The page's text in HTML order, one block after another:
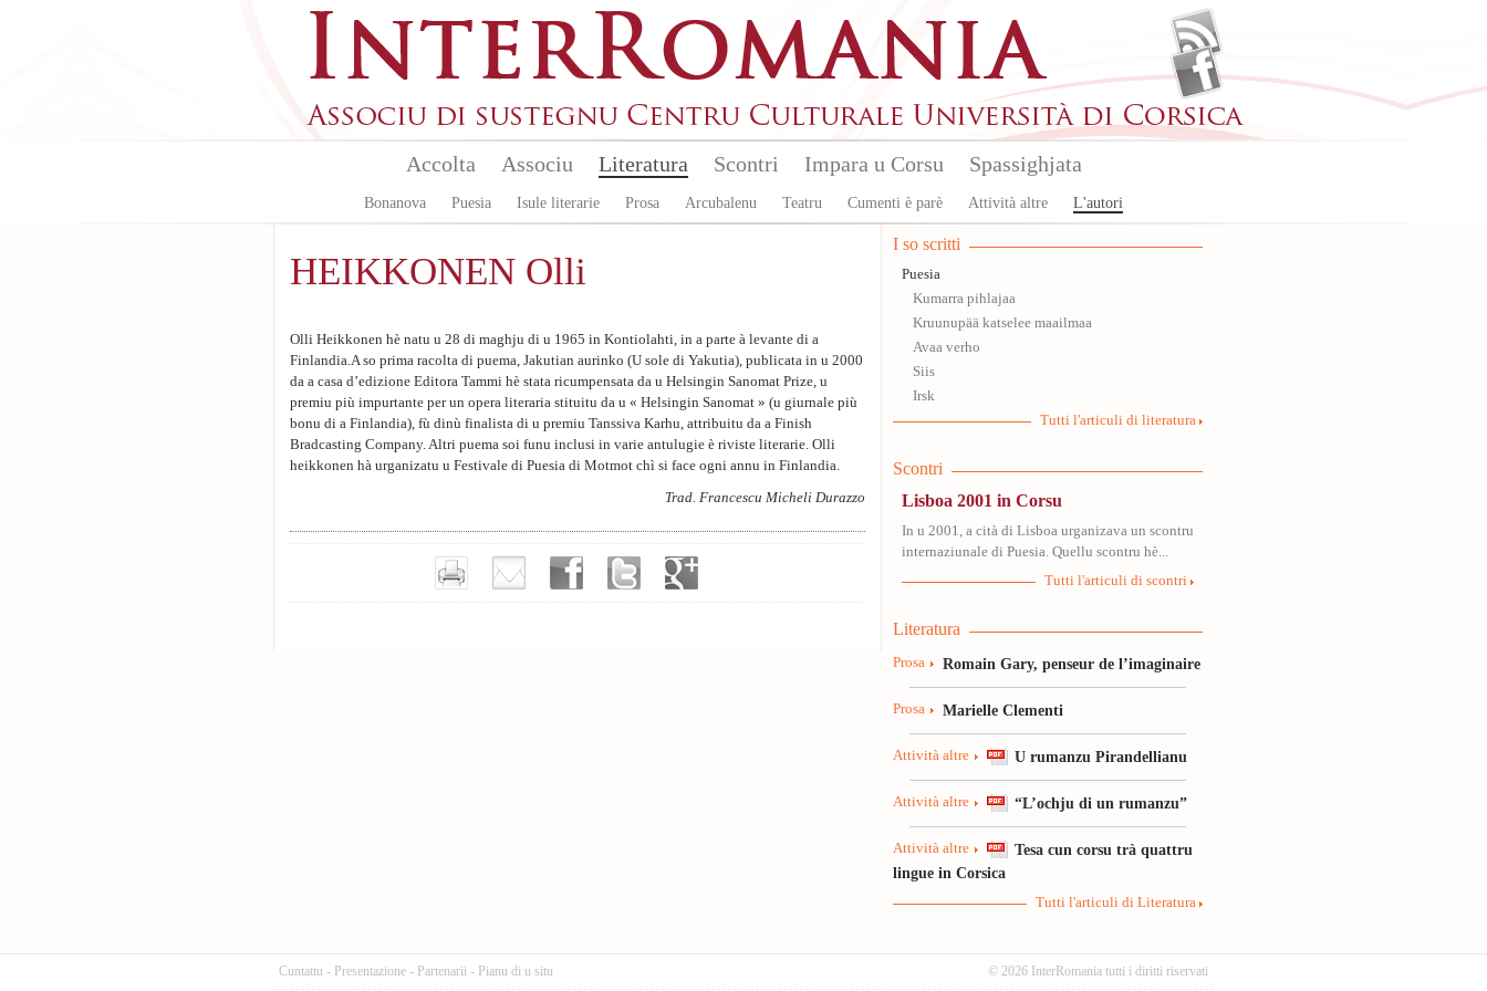
Accolta Associu Literatura
Bonanova Puesia Isule literarie Prosa Arcubalenu Teatru Cumenti è parè Attività altre L'autori
Scontri Impara u Corsu Spassighjata
HEIKKONEN Olli
Olli Heikkonen hè natu u 28 di maghju di u 1965 in Kontiolahti, in a parte à levante di a
Finlandia.A so prima racolta di puema, Jakutian aurinko (U sole di Yakutia), publicata in u 2000
da a casa d’edizione Editora Tammi hè stata ricumpensata da u Helsingin Sanomat Prize, u
premiu più impurtante per un opera literaria stituitu da u « Helsingin Sanomat » (u giurnale più
bonu di a Finlandia), fù dinù finalista di u premiu Tanssiva Karhu, attribuitu da a Finish
Bradcasting Company. Altri puema soi funu inclusi in varie antulugie è riviste literarie. Olli
heikkonen hà urganizatu u Festivale di Puesia di Motmot chì si face ogni annu in Finlandia.
Trad. Francescu Micheli Durazzo
I so scritti
Puesia
Kumarra pihlajaa
Kruunupää katselee maailmaa
Avaa verho
Siis
Irsk
Tutti l'articuli di literatura
Scontri
Lisboa 2001 in Corsu
In u 2001, a cità di Lisboa urganizava un scontru
internaziunale di Puesia. Quellu scontru hè...
Tutti l'articuli di scontri
Literatura
Prosa Romain Gary, penseur de l’imaginaire
Prosa Marielle Clementi
Attività altre U rumanzu Pirandellianu
Attività altre “L’ochju di un rumanzu”
Attività altre
Tesa cun corsu trà quattru
lingue in Corsica
Tutti l'articuli di Literatura
Cuntattu - Presentazione - Partenarii - Pianu di u situ © 2026 InterRomania tutti i diritti riservati